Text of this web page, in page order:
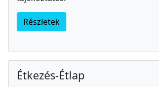
Részletek
Étkezés-Étlap